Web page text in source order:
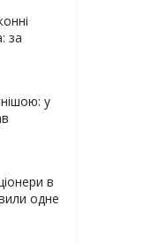
за
у
в
одне